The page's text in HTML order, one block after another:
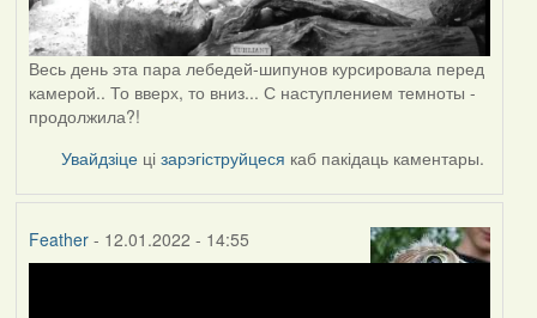
Весь день эта пара лебедей-шипунов курсировала перед
камерой.. То вверх, то вниз... С наступлением темноты -
продолжила?!
Увайдзіце цізарэгіструйцеся каб пакідаць каментары.
Feather- 12.01.2022 - 14:55